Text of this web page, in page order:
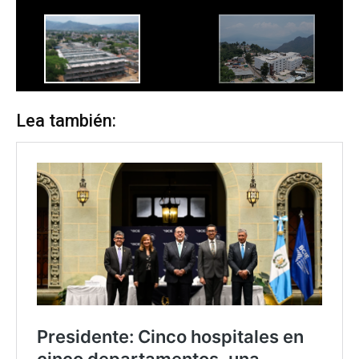
Lea también: